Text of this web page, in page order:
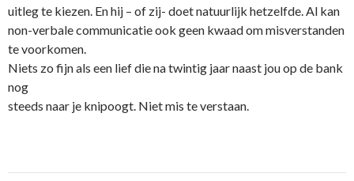
uitleg te kiezen. En hij – of zij- doet natuurlijk hetzelfde. Al kan
non-verbale communicatie ook geen kwaad om misverstanden
te voorkomen.
Niets zo fijn als een lief die na twintig jaar naast jou op de bank
nog
steeds naar je knipoogt. Niet mis te verstaan.